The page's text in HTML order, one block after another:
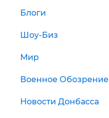
Блоги
Шоу-Биз
Мир
Военное Обозрение
Новости Донбасса